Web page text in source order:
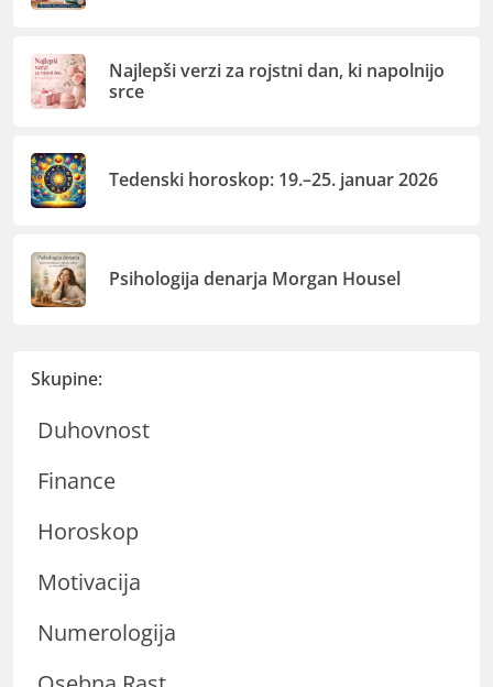
Najlepši verzi za rojstni dan, ki napolnijo
srce
Tedenski horoskop: 19.–25. januar 2026
Psihologija denarja Morgan Housel
Skupine:
Duhovnost
Finance
Horoskop
Motivacija
Numerologija